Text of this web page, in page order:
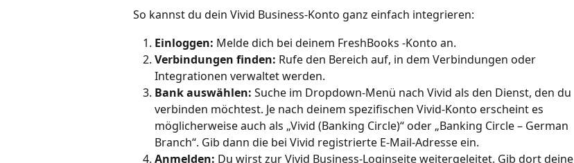
So kannst du dein Vivid Business-Konto ganz einfach integrieren:
Einloggen: Melde dich bei deinem FreshBooks -Konto an.
Verbindungen finden: Rufe den Bereich auf, in dem Verbindungen oder
Integrationen verwaltet werden.
Bank auswählen: Suche im Dropdown-Menü nach Vivid als den Dienst, den du
verbinden möchtest. Je nach deinem spezifischen Vivid-Konto erscheint es
möglicherweise auch als „Vivid (Banking Circle)“ oder „Banking Circle – German
Branch“. Gib dann die bei Vivid registrierte E-Mail-Adresse ein.
Anmelden: Du wirst zur Vivid Business-Loginseite weitergeleitet. Gib dort deine